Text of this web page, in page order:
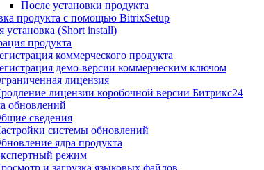
После установки продукта
продукта с помощью BitrixSetup
установка (Short install)
продукта
коммерческого продукта
демо-версии коммерческим ключом
лицензия
лицензии коробочной версии Битрикс24
обновлений
сведения
системы обновлений
ядра продукта
режим
и загрузка языковых файлов